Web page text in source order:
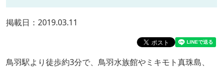
掲載日：2019.03.11
鳥羽駅より徒歩約3分で、鳥羽水族館やミキモト真珠島、